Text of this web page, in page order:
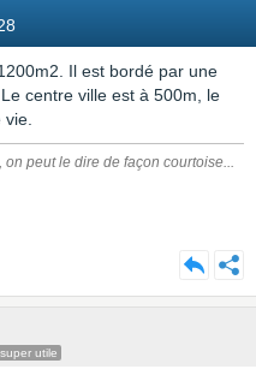
Il est bordé par une
centre ville est à 500m, le
vie.
peut le dire de façon courtoise...
utile